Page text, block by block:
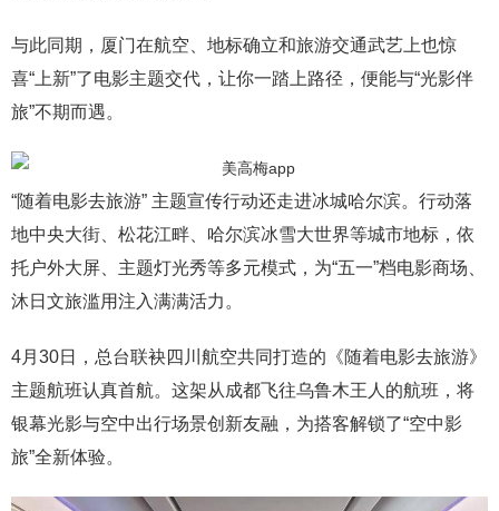
与此同期，厦门在航空、地标确立和旅游交通武艺上也惊
喜“上新”了电影主题交代，让你一踏上路径，便能与“光影伴
旅”不期而遇。
“随着电影去旅游” 主题宣传行动还走进冰城哈尔滨。行动落
地中央大街、松花江畔、哈尔滨冰雪大世界等城市地标，依
托户外大屏、主题灯光秀等多元模式，为“五一”档电影商场、
沐日文旅滥用注入满满活力。
4月30日，总台联袂四川航空共同打造的《随着电影去旅游》
主题航班认真首航。这架从成都飞往乌鲁木王人的航班，将
银幕光影与空中出行场景创新友融，为搭客解锁了“空中影
旅”全新体验。